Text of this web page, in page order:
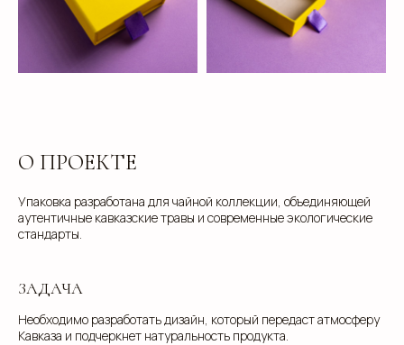
О ПРОЕКТЕ
Упаковка разработана для чайной коллекции, объединяющей
аутентичные кавказские травы и современные экологические
стандарты.
ЗАДАЧА
Необходимо разработать дизайн, который передаст атмосферу
Кавказа и подчеркнет натуральность продукта.